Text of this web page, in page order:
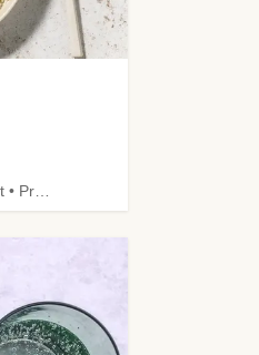
Sterk • Melkefri • Mer grønt • Proteinrik • Under 650 kcal